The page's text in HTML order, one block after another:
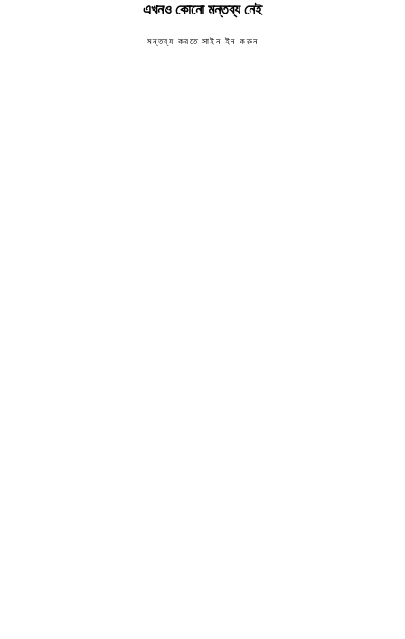
এখনও কোনো মন্তব্য নেই
মন্তব্য করতে সাইন ইন করুন